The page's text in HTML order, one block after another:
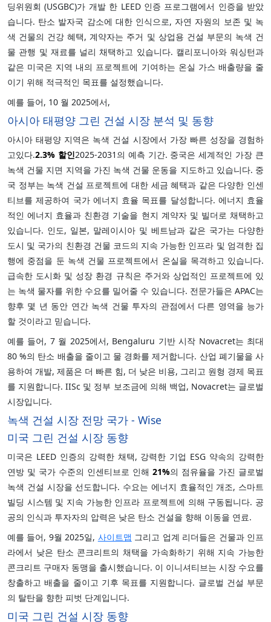
딩위원회 (USGBC)가 개발 한 LEED 인증 프로그램에서 인증을 받았
습니다. 탄소 발자국 감소에 대한 인식으로, 자연 자원의 보존 및 녹
색 건물의 건강 혜택, 계약자는 주거 및 상업용 건설 부문의 녹색 건
물 관행 및 재료를 널리 채택하고 있습니다. 캘리포니아와 워싱턴과
같은 미국은 지역 내의 프로젝트에 기여하는 온실 가스 배출량을 줄
이기 위해 적극적인 목표를 설정했습니다.
예를 들어, 10 월 2025에서,
아시아 태평양 그린 건설 시장 분석 및 동향
아시아 태평양 지역은 녹색 건설 시장에서 가장 빠른 성장을 경험하
고있다.2.3% 할인2025-2031의 예측 기간. 중국은 세계적인 가장 큰
녹색 건물 지면 지역을 가진 녹색 건물 운동을 지도하고 있습니다. 중
국 정부는 녹색 건설 프로젝트에 대한 세금 혜택과 같은 다양한 인센
티브를 제공하여 국가 에너지 효율 목표를 달성합니다. 에너지 효율
적인 에너지 효율과 친환경 기술을 현지 계약자 및 빌더로 채택하고
있습니다. 인도, 일본, 말레이시아 및 베트남과 같은 국가는 다양한
도시 및 국가의 친환경 건물 코드의 지속 가능한 인프라 및 엄격한 집
행에 중점을 둔 녹색 건물 프로젝트에서 온실을 목격하고 있습니다.
급속한 도시화 및 성장 환경 규칙은 주거와 상업적인 프로젝트에 있
는 녹색 물자를 위한 수요를 밀어줄 수 있습니다. 전문가들은 APAC는
향후 몇 년 동안 연간 녹색 건물 투자의 관점에서 다른 영역을 능가
할 것이라고 믿습니다.
예를 들어, 7 월 2025에서, Bengaluru 기반 시작 Novacret는 최대
80 %의 탄소 배출을 줄이고 물 경화를 제거합니다. 산업 폐기물을 사
용하여 개발, 제품은 더 빠른 힘, 더 낮은 비용, 그리고 원형 경제 목표
를 지원합니다. IISc 및 정부 보조금에 의해 백업, Novacret는 글로벌
시장입니다.
녹색 건설 시장 전망 국가 - Wise
미국 그린 건설 시장 동향
미국은 LEED 인증의 강력한 채택, 강력한 기업 ESG 약속의 강력한
연방 및 국가 수준의 인센티브로 인해 21%의 점유율을 가진 글로벌
녹색 건설 시장을 선도합니다. 수요는 에너지 효율적인 개조, 스마트
빌딩 시스템 및 지속 가능한 인프라 프로젝트에 의해 구동됩니다. 공
공의 인식과 투자자의 압력은 낮은 탄소 건설을 향해 이동을 연료.
예를 들어, 9월 2025일, 사이트맵 그리고 업계 리더들은 건물과 인프
라에서 낮은 탄소 콘크리트의 채택을 가속화하기 위해 지속 가능한
콘크리트 구매자 동맹을 출시했습니다. 이 이니셔티브는 시장 수요를
창출하고 배출을 줄이고 기후 목표를 지원합니다. 글로벌 건설 부문
의 탈탄을 향한 피벗 단계입니다.
미국 그린 건설 시장 동향